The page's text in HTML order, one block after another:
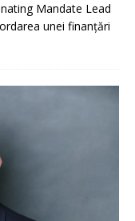
Mandate Lead
unei finanțări